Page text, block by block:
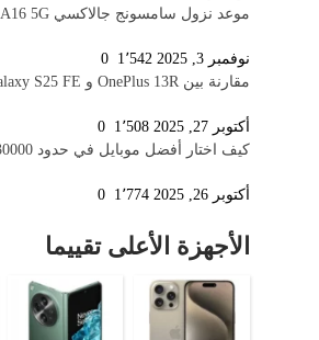
موعد نزول سامسونج جالاكسي A16 5G
نوفمبر 3, 2025 1٬542
مقارنة بين OnePlus 13R و Galaxy S25 FE
أكتوبر 27, 2025 1٬508
كيف اختار أفضل موبايل في حدود 130000 دينار
أكتوبر 26, 2025 1٬774
الأجهزة الأعلى تقييما